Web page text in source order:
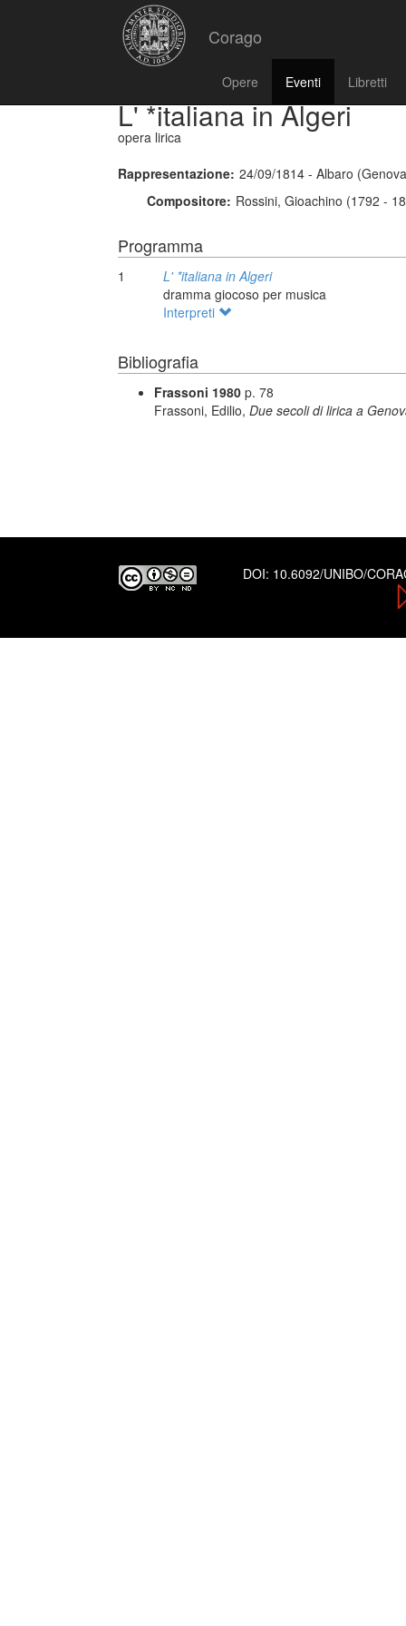
Corago
Opere Eventi Libretti
L' *italiana in Algeri
opera lirica
Rappresentazione: 24/09/1814 - Albaro
Compositore: Rossini, Gioachino (1792 -
Programma
1
L' *italiana in Algeri
dramma giocoso per musica
Interpreti
Bibliografia
Frassoni 1980 p. 78
Frassoni, Edilio, Due secoli di lirica a
DOI: 10.6092/UNIBO/